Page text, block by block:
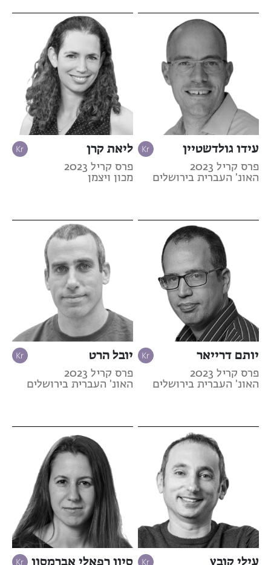
עידו גולדשטיין
פרס קריל 2023
האונ' העברית בירושלים
ליאת קרן
פרס קריל 2023
מכון ויצמן
יותם דרייאר
פרס קריל 2023
האונ' העברית בירושלים
יובל הרט
פרס קריל 2023
האונ' העברית בירושלים
עילי קובץ סיון רפאלי אברמסון